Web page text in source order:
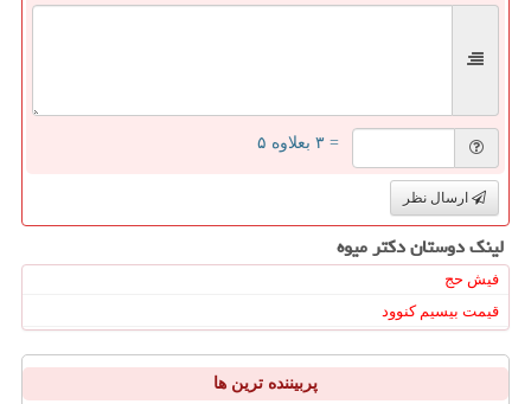
= ۳ بعلاوه ۵
ارسال نظر
لینک دوستان دكتر میوه
فیش حج
قیمت بیسیم کنوود
پربیننده ترین ها